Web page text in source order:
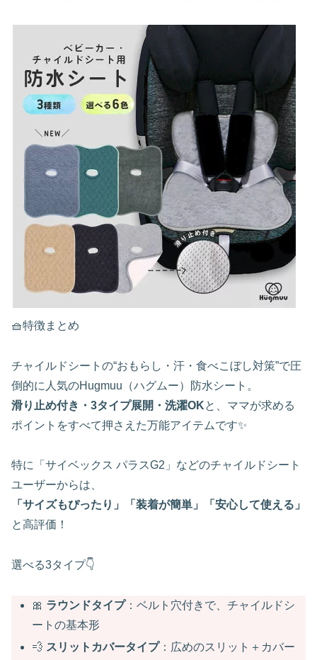
🧺特徴まとめ
チャイルドシートの“おもらし・汗・食べこぼし対策”で圧
倒的に人気のHugmuu（ハグムー）防水シート。
滑り止め付き・3タイプ展開・洗濯OKと、ママが求める
ポイントをすべて押さえた万能アイテムです✨
特に「サイベックス パラスG2」などのチャイルドシート
ユーザーからは、
「サイズもぴったり」「装着が簡単」「安心して使える」
と高評価！
選べる3タイプ👇
🎀 ラウンドタイプ：ベルト穴付きで、チャイルドシ
ートの基本形
💨 スリットカバータイプ：広めのスリット＋カバー